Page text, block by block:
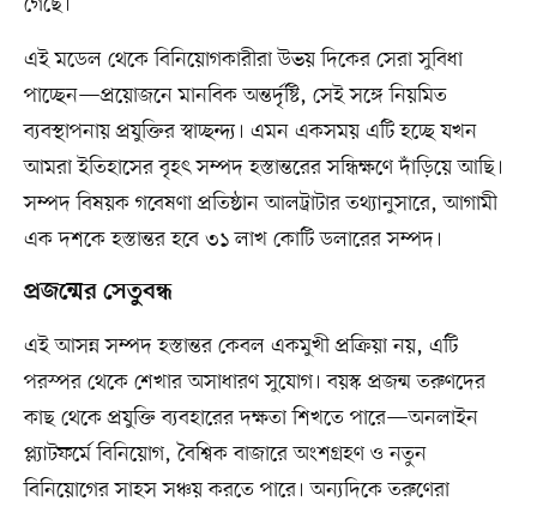
এই মডেল থেকে বিনিয়োগকারীরা উভয় দিকের সেরা সুবিধা
পাচ্ছেন—প্রয়োজনে মানবিক অন্তর্দৃষ্টি, সেই সঙ্গে নিয়মিত
ব্যবস্থাপনায় প্রযুক্তির স্বাচ্ছন্দ্য। এমন একসময় এটি হচ্ছে যখন
আমরা ইতিহাসের বৃহৎ সম্পদ হস্তান্তরের সন্ধিক্ষণে দাঁড়িয়ে আছি।
সম্পদ বিষয়ক গবেষণা প্রতিষ্ঠান আলট্রাটার তথ্যানুসারে, আগামী
এক দশকে হস্তান্তর হবে ৩১ লাখ কোটি ডলারের সম্পদ।
প্রজন্মের সেতুবন্ধ
এই আসন্ন সম্পদ হস্তান্তর কেবল একমুখী প্রক্রিয়া নয়, এটি
পরস্পর থেকে শেখার অসাধারণ সুযোগ। বয়স্ক প্রজন্ম তরুণদের
কাছ থেকে প্রযুক্তি ব্যবহারের দক্ষতা শিখতে পারে—অনলাইন
প্ল্যাটফর্মে বিনিয়োগ, বৈশ্বিক বাজারে অংশগ্রহণ ও নতুন
বিনিয়োগের সাহস সঞ্চয় করতে পারে। অন্যদিকে তরুণেরা